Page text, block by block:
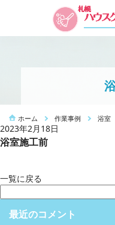
ホーム 作業事例 浴室
2023年2月18日
浴室施工前
一覧に戻る
索:
最近のコメント